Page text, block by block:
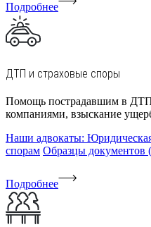
Подробнее
ДТП и страховые споры
Помощь пострадавшим в
компаниями, взыскание
Наши адвокаты:
спорам Образцы документов
Подробнее